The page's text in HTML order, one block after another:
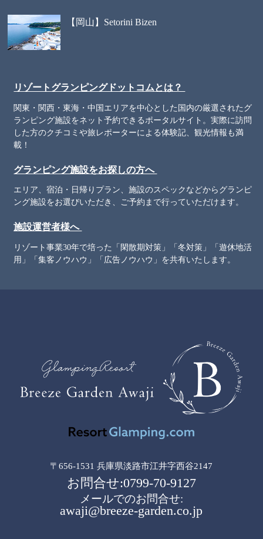
【岡山】Setorini Bizen
リゾートグランピングドットコムとは？
関東・関西・東海・中国エリアを中心とした国内の厳選されたグ
ランピング施設をネット予約できるポータルサイト。実際に訪問
した方のクチコミや旅レポーターによる体験記、観光情報も満
載！
グランピング施設をお探しの方へ
エリア、宿泊・日帰りプラン、施設のスペックなどからグランピ
ング施設をお選びいただき、ご予約まで行っていただけます。
施設運営者様へ
リゾート事業30年で培った「閑散期対策」「冬対策」「遊休地活
用」「集客ノウハウ」「広告ノウハウ」を共有いたします。
〒656-1531 兵庫県淡路市江井字西谷2147
お問合せ:0799-70-9127
メールでのお問合せ:
awaji@breeze-garden.co.jp